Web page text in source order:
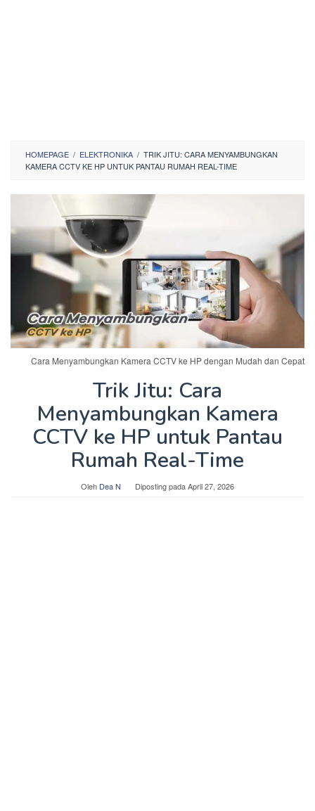
HOMEPAGE / ELEKTRONIKA / TRIK JITU: CARA MENYAMBUNGKAN
KAMERA CCTV KE HP UNTUK PANTAU RUMAH REAL-TIME
Cara Menyambungkan Kamera CCTV ke HP dengan Mudah dan Cepat
Trik Jitu: Cara
Menyambungkan Kamera
CCTV ke HP untuk Pantau
Rumah Real-Time
Oleh Dea N Diposting padaApril 27, 2026